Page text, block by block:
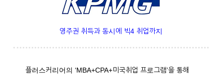
영주권 취득과 동시에 빅4 취업까지
플러스커리어의 ‘MBA+CPA+미국취업 프로그램’을 통해